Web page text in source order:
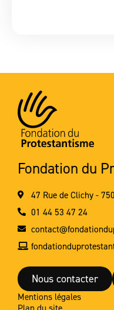
Fondation du
47 Rue de Clichy -
01 44 53 47 24
Nous contacter
Mentions légales
Plan du site